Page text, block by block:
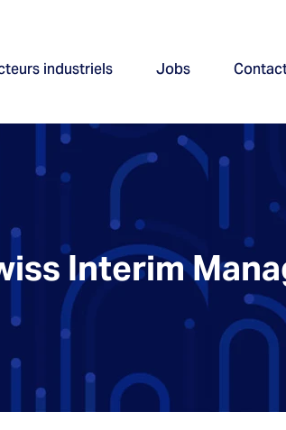
industriels Jobs
Interim